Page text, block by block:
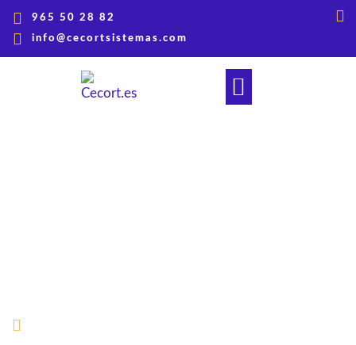
965 50 28 82
info@cecortsistemas.com